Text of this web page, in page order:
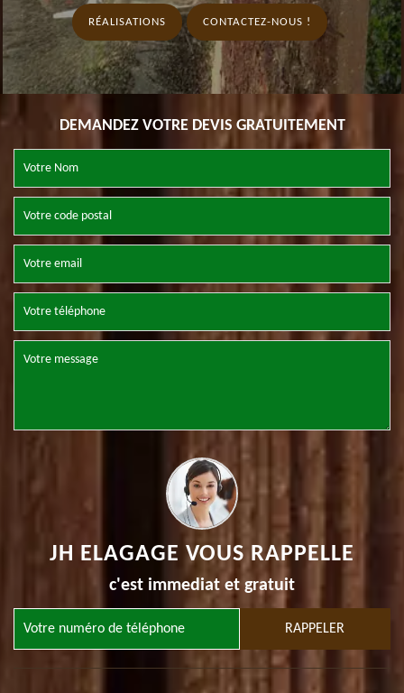
RÉALISATIONS CONTACTEZ-NOUS !
DEMANDEZ VOTRE DEVIS GRATUITEMENT
JH ELAGAGE VOUS RAPPELLE
c'est immediat et gratuit